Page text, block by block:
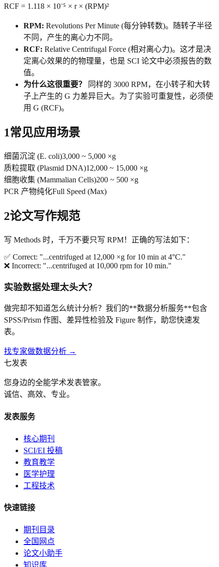
RCF = 1.118 × 10⁻⁵ × r × (RPM)²
RPM: Revolutions Per Minute (每分钟转数)。随转子半径
不同，产生的离心力不同。
RCF: Relative Centrifugal Force (相对离心力)。这才是决
定离心效果的的物理量，也是 SCI 论文中必须报告的数
值。
为什么这很重要？
同样的 3000 RPM，在小转子和大转
子上产生的 G 力差异巨大。为了实验可重复性，必须使
用 G (RCF)。
1常见应用场景
细菌沉淀 (E. coli)3,000 ~ 5,000 ×g
质粒提取 (Plasmid DNA)12,000 ~ 15,000 ×g
细胞收集 (Mammalian Cells)200 ~ 500 ×g
PCR 产物纯化Full Speed (Max)
2论文写作规范
写 Methods 时，千万不要只写 RPM！正确的写法如下：
✅ Correct: "...centrifuged at 12,000 ×g for 10 min at 4°C."
❌ Incorrect: "...centrifuged at 10,000 rpm for 10 min."
实验数据处理太头大？
做完却不知道怎么统计分析？我们的**数据分析服务**包含
SPSS/Prism 作图、差异性检验及 Figure 制作，助您快速发
表。
找专家做数据分析 →
七发表
您身边的全能学术发表管家。
诚信、高效、专业。
发表服务
核心期刊
SCI/EI 投稿
教育教学
医学护理
工程技术
快速链接
期刊目录
全国网点
论文小助手
知识库